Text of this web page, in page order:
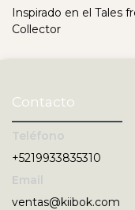
Inspirado en el Tales
Collector
Contacto
+5219933835310
ventas@kiibok.com